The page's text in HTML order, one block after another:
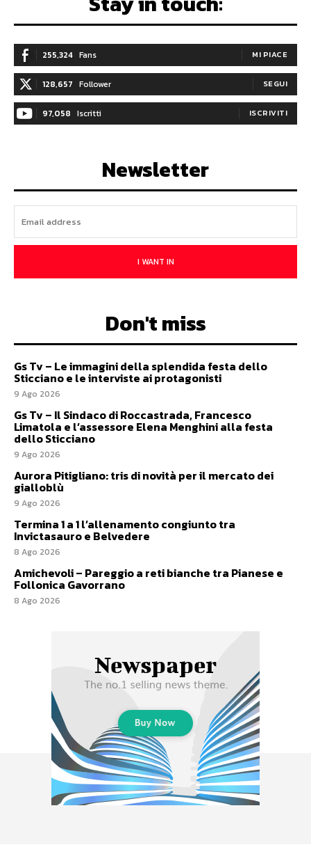
255,324 Fans MI PIACE
128,657 Follower SEGUI
97,058 Iscritti ISCRIVITI
Newsletter
I WANT IN
Don't miss
Gs Tv – Le immagini della splendida festa dello
Sticciano e le interviste ai protagonisti
9 Ago 2026
Gs Tv – Il Sindaco di Roccastrada, Francesco
Limatola e l’assessore Elena Menghini alla festa
dello Sticciano
9 Ago 2026
Aurora Pitigliano: tris di novità per il mercato dei
gialloblù
9 Ago 2026
Termina 1 a 1 l’allenamento congiunto tra
Invictasauro e Belvedere
8 Ago 2026
Amichevoli – Pareggio a reti bianche tra Pianese e
Follonica Gavorrano
8 Ago 2026